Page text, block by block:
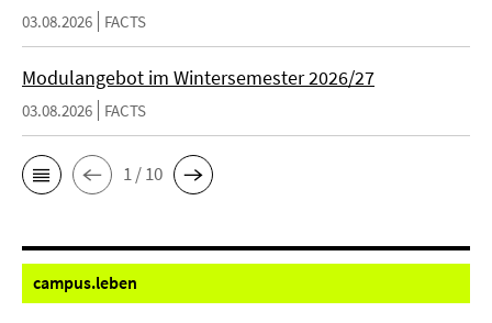
03.08.2026 FACTS
Modulangebot im Wintersemester 2026/27
03.08.2026 FACTS
1 / 10
campus.leben